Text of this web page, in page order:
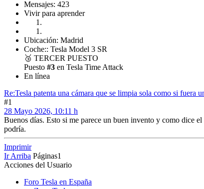
Mensajes: 423
Vivir para aprender
Ubicación: Madrid
Coche:: Tesla Model 3 SR
🥉 TERCER PUESTO
Puesto #3 en Tesla Time Attack
En línea
Re:Tesla patenta una cámara que se limpia sola como si fuera
#1
28 Mayo 2026, 10:11 h
Buenos días. Esto si me parece un buen invento y como dice
podría.
Imprimir
Ir Arriba Páginas1
Acciones del Usuario
Foro Tesla en España